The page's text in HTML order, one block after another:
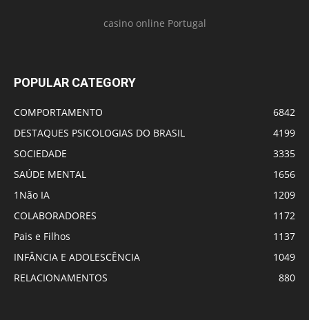
casino online Portugal
POPULAR CATEGORY
COMPORTAMENTO
6842
DESTAQUES PSICOLOGIAS DO BRASIL
4199
SOCIEDADE
3335
SAÚDE MENTAL
1656
1Não IA
1209
COLABORADORES
1172
Pais e Filhos
1137
INFÂNCIA E ADOLESCÊNCIA
1049
RELACIONAMENTOS
880